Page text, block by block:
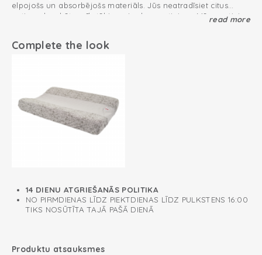
elpojošs un absorbējošs materiāls. Jūs neatradīsiet citus
autiņus, kas būtu mīkstāki par Lodger autiņiem. Mūsu autiņi
drāniņu, mīļlupatiņu vai pārvalku. Šis 3 gab. kokvilnas autiņu
read more
Complete the look
14 DIENU ATGRIEŠANĀS POLITIKA
NO PIRMDIENAS LĪDZ PIEKTDIENAS LĪDZ PULKSTENS 16:00
TIKS NOSŪTĪTA TAJĀ PAŠĀ DIENĀ
Produktu atsauksmes